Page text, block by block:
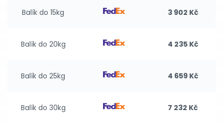
Balík do 15kg 3 902 Kč
Balík do 20kg 4 235 Kč
Balík do 25kg 4 659 Kč
Balík do 30kg 7 232 Kč